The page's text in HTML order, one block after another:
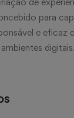
para
e
digitais.